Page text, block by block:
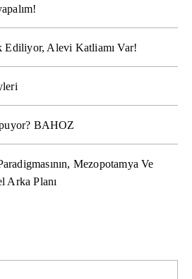
Ediliyor, Alevi Katliamı Var!
BAHOZ
Mezopotamya Ve
Arka Planı